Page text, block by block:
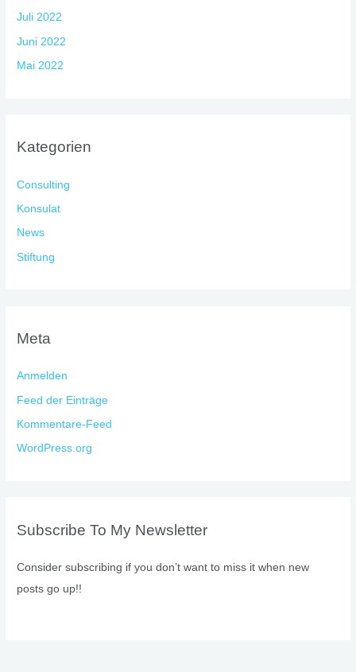
Juli 2022
Juni 2022
Mai 2022
Kategorien
Consulting
Konsulat
News
Stiftung
Meta
Anmelden
Feed der Einträge
Kommentare-Feed
WordPress.org
Subscribe To My Newsletter
Consider subscribing if you don’t want to miss it when new
posts go up!!